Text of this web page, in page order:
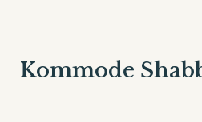
Kommode